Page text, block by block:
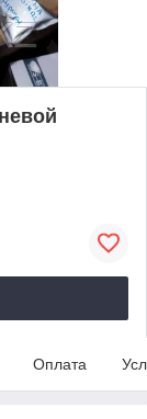
Оплата